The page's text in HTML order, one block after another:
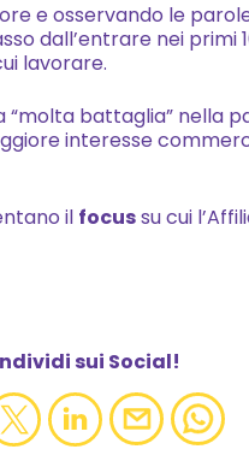
e osservando le
dall’entrare nei primi
lavorare.
battaglia” nella
interesse
il focussu cui
sui Social!